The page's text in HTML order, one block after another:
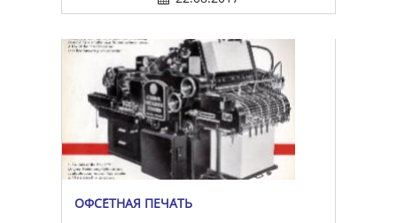
ОФСЕ́ТНАЯ ПЕЧА́ТЬ